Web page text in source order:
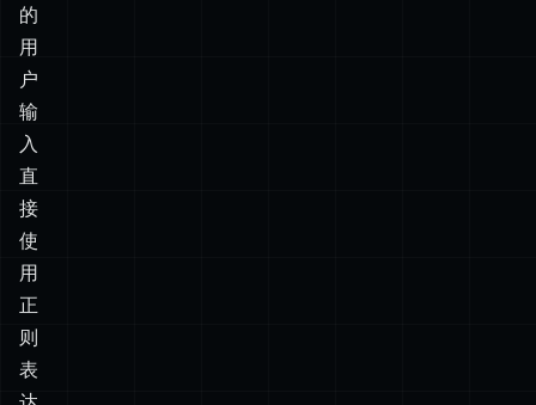
校
验
的
用
户
输
入
直
接
使
用
正